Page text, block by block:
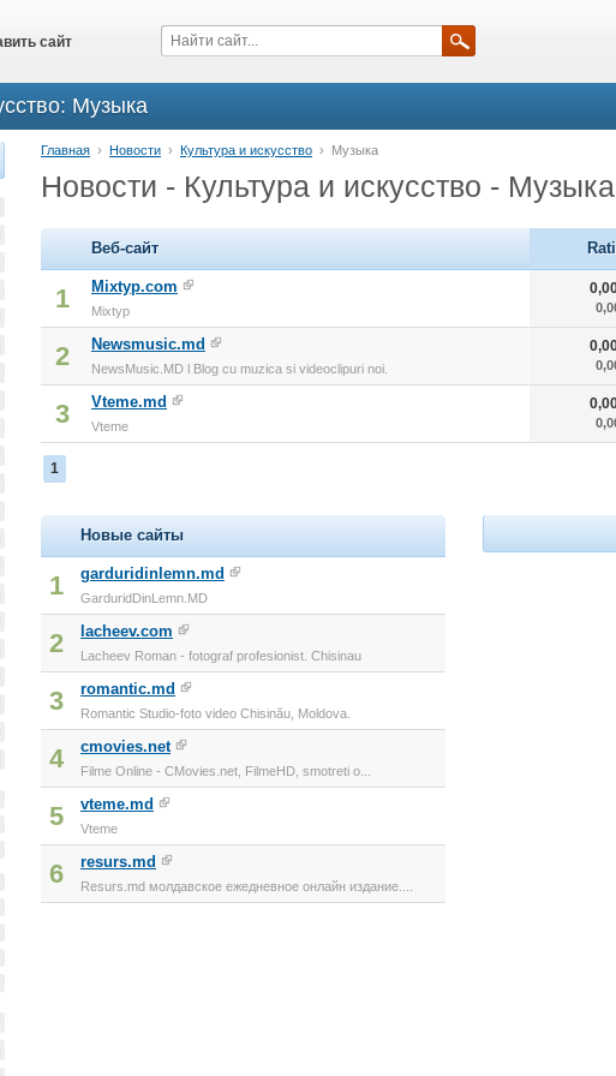
сайт
Музыка
Главная › Новости › Культура и искусство › Музыка
Новости - Культура и искусство - Музыка
Веб-сайт
1 Mixtyp.com
Mixtyp
2 Newsmusic.md
NewsMusic.MD l Blog cu muzica si videoclipuri noi.
3 Vteme.md
Vteme
1
Новые сайты
1 garduridinlemn.md
GarduridDinLemn.MD
2 lacheev.com
Lacheev Roman - fotograf profesionist. Chisinau
3 romantic.md
Romantic Studio-foto video Chisinău, Moldova.
4 cmovies.net
Filme Online - CMovies.net, FilmeHD, smotreti o...
5 vteme.md
Vteme
6 resurs.md
Resurs.md молдавское ежедневное онлайн издание....